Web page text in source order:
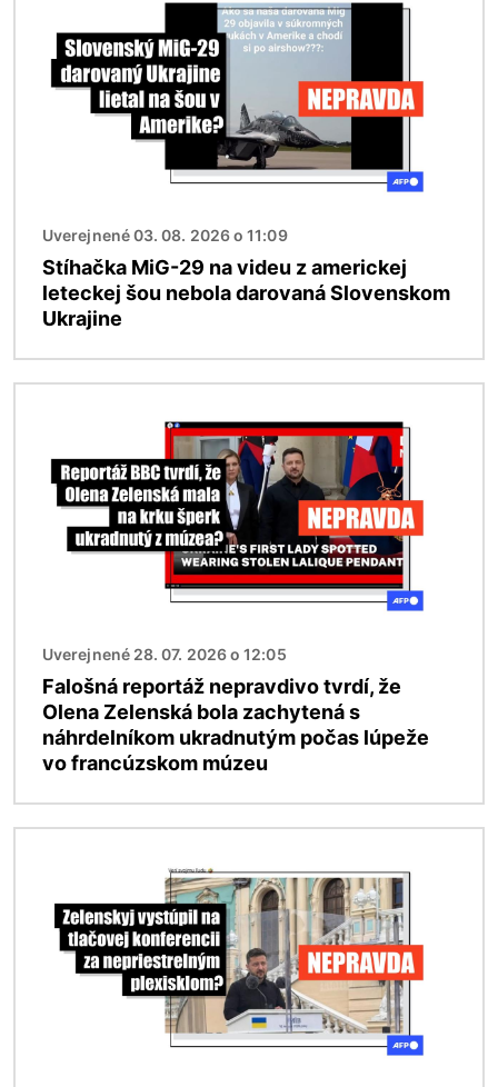
Uverejnené 03. 08. 2026 o 11:09
Stíhačka MiG-29 na videu z americkej
leteckej šou nebola darovaná Slovenskom
Ukrajine
Uverejnené 28. 07. 2026 o 12:05
Falošná reportáž nepravdivo tvrdí, že
Olena Zelenská bola zachytená s
náhrdelníkom ukradnutým počas lúpeže
vo francúzskom múzeu